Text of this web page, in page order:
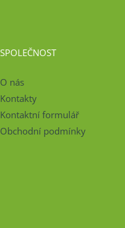
SPOLEČNOST
O nás
Kontakty
Kontaktní formulář
Obchodní podmínky